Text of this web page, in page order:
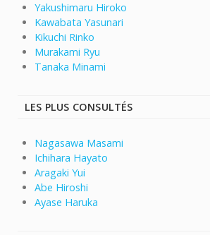
Yakushimaru Hiroko
Kawabata Yasunari
Kikuchi Rinko
Murakami Ryu
Tanaka Minami
LES PLUS CONSULTÉS
Nagasawa Masami
Ichihara Hayato
Aragaki Yui
Abe Hiroshi
Ayase Haruka